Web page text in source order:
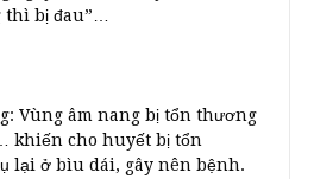
bị đau”…
Vùng âm nang bị tổn thương
khiến cho huyết bị tổn
lại ở bìu dái, gây nên bệnh.